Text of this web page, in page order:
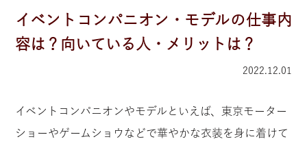
イベントコンパニオン・モデルの仕事内
容は？向いている人・メリットは？
2022.12.01
イベントコンパニオンやモデルといえば、東京モーター
ショーやゲームショウなどで華やかな衣装を身に着けて